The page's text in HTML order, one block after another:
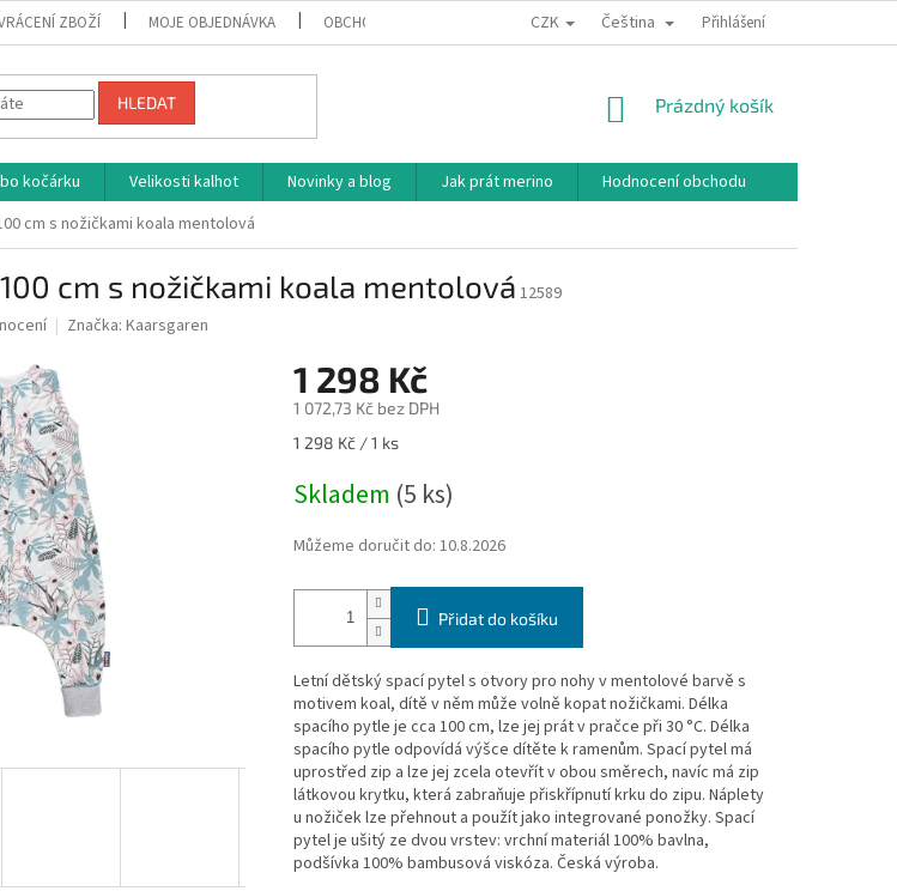
ZBOŽÍ MOJE OBJEDNÁVKA OBCHODNÍ PODMÍNKY PODMÍNKY OCHRANY OSOBNÍCH ÚDAJŮ
CZK Čeština Přihlášení
HLEDAT
NÁKUPNÍ
Prázdný košík
kočárku Velikosti kalhot Novinky a blog Jak prát merino
Hodnocení obchodu
cm s nožičkami koala mentolová
cm s nožičkami koala mentolová 12589
Značka: Kaarsgaren
1 298 Kč
1 072,73 Kč bez DPH
Měrná
1 298 Kč / 1 ks
Skladem (5 ks)
Můžeme doručit do: 10.8.2026
Přidat do košíku
Letní dětský spací pytel s otvory pro nohy v mentolové barvě s
motivem koal, dítě v něm může volně kopat nožičkami. Délka
spacího pytle je cca 100 cm, lze jej prát v pračce při 30 °C. Délka
spacího pytle odpovídá výšce dítěte k ramenům. Spací pytel má
uprostřed zip a lze jej zcela otevřít v obou směrech, navíc má zip
látkovou krytku, která zabraňuje přiskřípnutí krku do zipu. Náplety
u nožiček lze přehnout a použít jako integrované ponožky. Spací
pytel je ušitý ze dvou vrstev: vrchní materiál 100% bavlna,
podšívka 100% bambusová viskóza. Česká výroba.